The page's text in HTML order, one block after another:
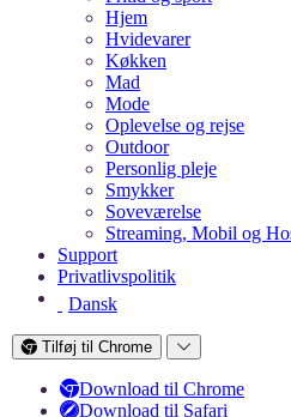
Hjem
Hvidevarer
Køkken
Mad
Mode
Oplevelse og rejse
Outdoor
Personlig pleje
Smykker
Soveværelse
Streaming, Mobil og
Support
Privatlivspolitik
Dansk
Tilføj til Chrome
Download til Chrome
Download til Safari